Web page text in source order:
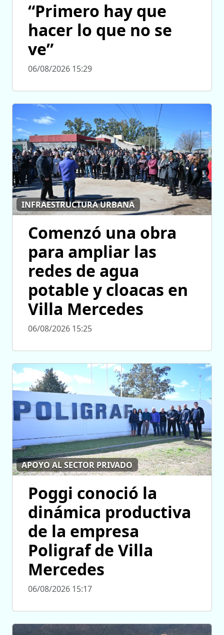
“Primero hay que
hacer lo que no se
ve”
06/08/2026 15:29
INFRAESTRUCTURA URBANA
Comenzó una obra
para ampliar las
redes de agua
potable y cloacas en
Villa Mercedes
06/08/2026 15:25
APOYO AL SECTOR PRIVADO
Poggi conoció la
dinámica productiva
de la empresa
Poligraf de Villa
Mercedes
06/08/2026 15:17